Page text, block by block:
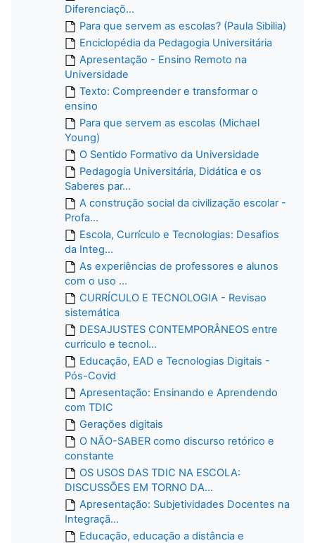
Diferenciaçõ...
Para que servem as escolas? (Paula Sibilia)
Enciclopédia da Pedagogia Universitária
Apresentação - Ensino Remoto na
Universidade
Texto: Compreender e transformar o
ensino
Para que servem as escolas (Michael
Young)
O Sentido Formativo da Universidade
Pedagogia Universitária, Didática e os
Saberes par...
A construção social da civilização escolar -
Profa...
Escola, Currículo e Tecnologias: Desafios
da Integ...
As experiências de professores e alunos
com o uso ...
CURRÍCULO E TECNOLOGIA - Revisao
sistemática
DESAJUSTES CONTEMPORÂNEOS entre
curriculo e tecnol...
Educação, EAD e Tecnologias Digitais -
Pós-Covid
Apresentação: Ensinando e Aprendendo
com TDIC
Gerações digitais
O NÃO-SABER como discurso retórico e
constante
OS USOS DAS TDIC NA ESCOLA:
DISCUSSÕES EM TORNO DA...
Apresentação: Subjetividades Docentes na
Integraçã...
Educação, educação a distância e